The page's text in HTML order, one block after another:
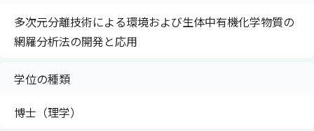
多次元分離技術による環境および生体中有機化学物質の
網羅分析法の開発と応用
学位の種類
博士（理学）